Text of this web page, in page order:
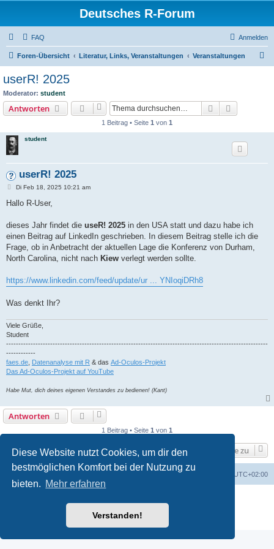
Diese Website nutzt Cookies, um dir den
bestmöglichen Komfort bei der Nutzung zu
bieten. Mehr erfahren
Verstanden!
Deutsches R-Forum
FAQ Anmelden
Foren-Übersicht Literatur, Links, Veranstaltungen Veranstaltungen
userR! 2025
Moderator: student
Antworten Suche
1 Beitrag • Seite 1 von 1
student
userR! 2025
B
i
a
Di Feb 18, 2025 10:21 am
Hallo R-User,
dieses Jahr findet die useR! 2025 in den USA statt und dazu habe ich
einen Beitrag auf LinkedIn geschrieben. In diesem Beitrag stelle ich die
Frage, ob in Anbetracht der aktuellen Lage die Konferenz von Durham,
North Carolina, nicht nach Kiew verlegt werden sollte.
https://www.linkedin.com/feed/update/ur ... YNIoqiDRh8
Was denkt Ihr?
Viele Grüße,
Student
-----------------------------------------------------------------------------------------------------------
------------
faes.de
Datenanalyse mit R & das Ad-Oculos-Projekt
Das Ad-Oculos-Projekt auf YouTube
Habe Mut, dich deines eigenen Verstandes zu bedienen! (Kant)
Antworten
1 Beitrag • Seite 1 von 1
Gehe zu
Foren-Übersicht UTC+02:00
phpBB.de
Datenschutz|Nutzungsbedingungen